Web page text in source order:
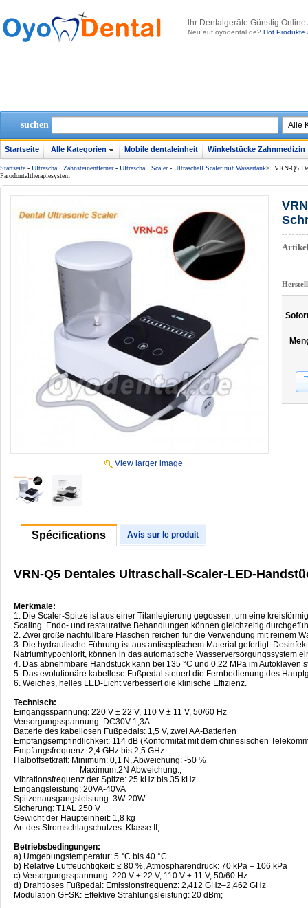
lhr Dentalgeräte Günstig
Neu auf oyodental.de? Hot Produkte
suchen
Startseite Alle Kategorien Mobile dentaleinheit Winkelstücke Zahnmedizin
Startseite - Ultraschall Zahnsteinentferner- Ultraschall Scaler- Ultraschall Scaler mit Wassertank> VRN-Q5
Parodontaltherapiesystem
View larger image
Spécifications Avis sur le produit
VRN-Q5 Dentales Ultraschall-Scaler-LED-
Merkmale:
1. Die Scaler-Spitze ist aus einer Titanlegierung gegossen, um eine
Scaling. Endo- und restaurative Behandlungen können gleichzeitig
2. Zwei große nachfüllbare Flaschen reichen für die Verwendung mit reinem
3. Die hydraulische Führung ist aus antiseptischem Material gefertigt.
Natriumhypochlorit, können in das automatische Wasserversorgungssystem
4. Das abnehmbare Handstück kann bei 135 °C und 0,22 MPa im Autoklaven
5. Das evolutionäre kabellose Fußpedal steuert die Fernbedienung des
6. Weiches, helles LED-Licht verbessert die klinische Effizienz.
Technisch:
Eingangsspannung: 220 V ± 22 V, 110 V ± 11 V, 50/60 Hz
Versorgungsspannung: DC30V 1,3A
Batterie des kabellosen Fußpedals: 1,5 V, zwei AA-Batterien
Empfangsempfindlichkeit: 114 dB (Konformität mit dem chinesischen
Empfangsfrequenz: 2,4 GHz bis 2,5 GHz
Halboffsetkraft: Minimum: 0,1 N, Abweichung: -50 %
Maximum:2N Abweichung:,
Vibrationsfrequenz der Spitze: 25 kHz bis 35 kHz
Eingangsleistung: 20VA-40VA
Spitzenausgangsleistung: 3W-20W
Sicherung: T1AL 250 V
Gewicht der Haupteinheit: 1,8 kg
Art des Stromschlagschutzes: Klasse II;
Betriebsbedingungen:
a) Umgebungstemperatur: 5 °C bis 40 °C
b) Relative Luftfeuchtigkeit: ≤ 80 %, Atmosphärendruck: 70 kPa – 106 kPa
c) Versorgungsspannung: 220 V ± 22 V, 110 V ± 11 V, 50/60 Hz
d) Drahtloses Fußpedal: Emissionsfrequenz: 2,412 GHz–2,462 GHz
Modulation GFSK: Effektive Strahlungsleistung: 20 dBm;